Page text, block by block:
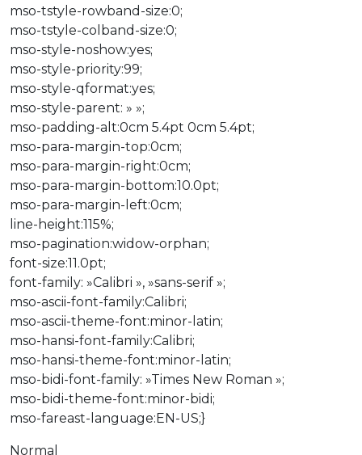
mso-tstyle-rowband-size:0;
mso-tstyle-colband-size:0;
mso-style-noshow:yes;
mso-style-priority:99;
mso-style-qformat:yes;
mso-style-parent: » »;
mso-padding-alt:0cm 5.4pt 0cm 5.4pt;
mso-para-margin-top:0cm;
mso-para-margin-right:0cm;
mso-para-margin-bottom:10.0pt;
mso-para-margin-left:0cm;
line-height:115%;
mso-pagination:widow-orphan;
font-size:11.0pt;
font-family: »Calibri », »sans-serif »;
mso-ascii-font-family:Calibri;
mso-ascii-theme-font:minor-latin;
mso-hansi-font-family:Calibri;
mso-hansi-theme-font:minor-latin;
mso-bidi-font-family: »Times New Roman »;
mso-bidi-theme-font:minor-bidi;
mso-fareast-language:EN-US;}
Normal